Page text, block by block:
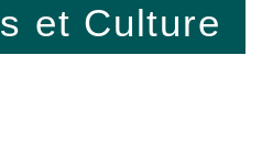
et Culture